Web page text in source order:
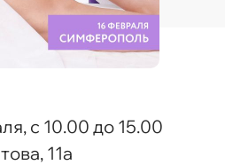
с 10.00 до 15.00
11а